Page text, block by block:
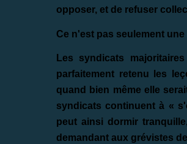
opposer, et de refuser
Ce n'est pas seulement
Les syndicats
parfaitement retenu les
quand bien même elle
syndicats continuent à «
peut ainsi dormir
demandant aux grévistes